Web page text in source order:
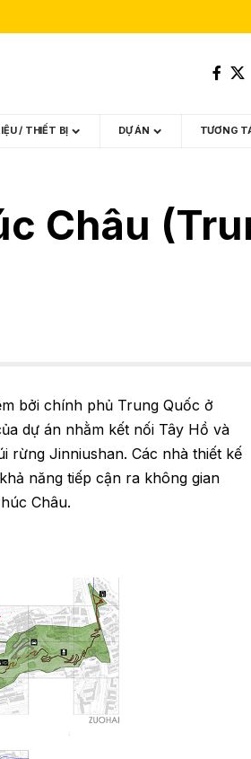
/ THIẾT BỊ DỰ ÁN TƯƠNG
Châu
bởi chính phủ Trung Quốc ở
dự án nhằm kết nối Tây Hồ và
rừng Jinniushan. Các nhà thiết kế
năng tiếp cận ra không gian
Châu.